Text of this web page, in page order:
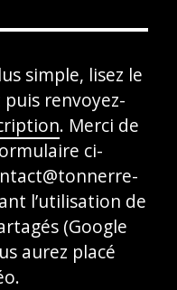
simple, lisez le
renvoyez-
. Merci de
ci-
l’utilisation de
(Google
aurez placé